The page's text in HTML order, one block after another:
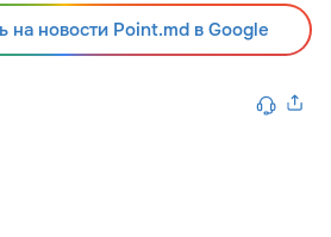
на новости Point.md в Google